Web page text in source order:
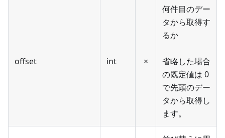
offset int ×
何件目のデー
タから取得す
るか
省略した場合
の既定値は 0
で先頭のデー
タから取得し
ます。